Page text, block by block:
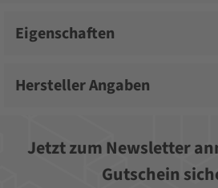
Eigenschaften
Hersteller Angaben
Jetzt zum Newsletter
Gutschein